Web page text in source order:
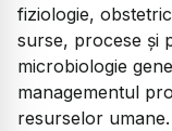
fiziologie,
surse, procese și
microbiologie
managementul
resurselor